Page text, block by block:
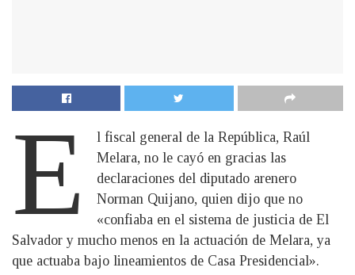
E
l fiscal general de la República, Raúl
Melara, no le cayó en gracias las
declaraciones del diputado arenero
Norman Quijano, quien dijo que no
«confiaba en el sistema de justicia de El
Salvador y mucho menos en la actuación de Melara, ya
que actuaba bajo lineamientos de Casa Presidencial».